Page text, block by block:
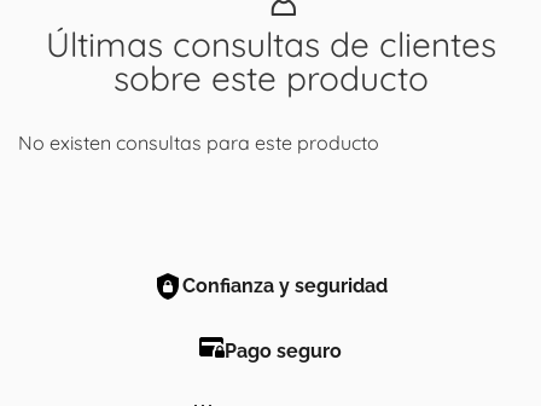
Últimas consultas de clientes
sobre este producto
No existen consultas para este producto
Confianza y seguridad
Pago seguro